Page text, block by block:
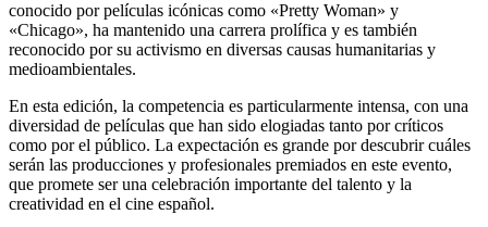
conocido por películas icónicas como «Pretty Woman» y
«Chicago», ha mantenido una carrera prolífica y es también
reconocido por su activismo en diversas causas humanitarias y
medioambientales.
En esta edición, la competencia es particularmente intensa, con una
diversidad de películas que han sido elogiadas tanto por críticos
como por el público. La expectación es grande por descubrir cuáles
serán las producciones y profesionales premiados en este evento,
que promete ser una celebración importante del talento y la
creatividad en el cine español.